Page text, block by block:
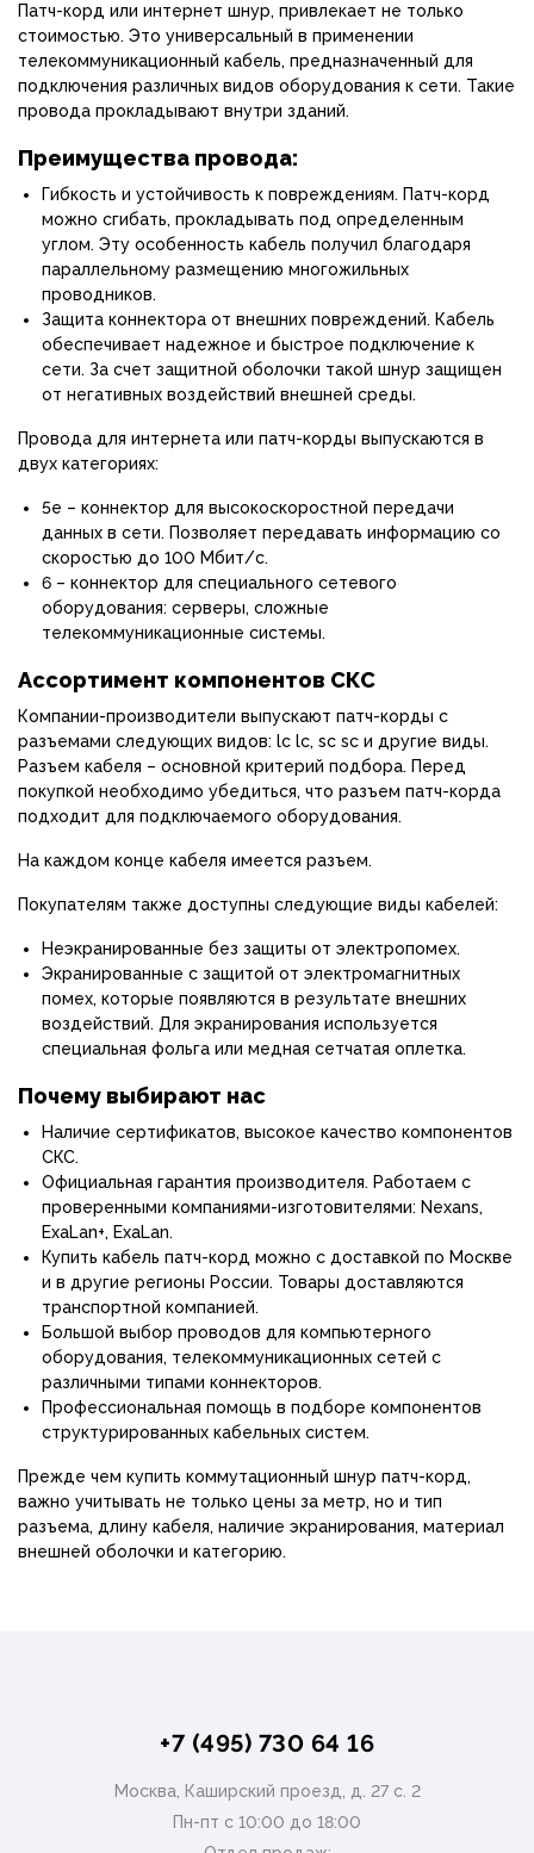
Патч-корд или интернет шнур, привлекает не только
стоимостью. Это универсальный в применении
телекоммуникационный кабель, предназначенный для
подключения различных видов оборудования к сети. Такие
провода прокладывают внутри зданий.
Преимущества провода:
Гибкость и устойчивость к повреждениям. Патч-корд
можно сгибать, прокладывать под определенным
углом. Эту особенность кабель получил благодаря
параллельному размещению многожильных
проводников.
Защита коннектора от внешних повреждений. Кабель
обеспечивает надежное и быстрое подключение к
сети. За счет защитной оболочки такой шнур защищен
от негативных воздействий внешней среды.
Провода для интернета или патч-корды выпускаются в
двух категориях:
5е – коннектор для высокоскоростной передачи
данных в сети. Позволяет передавать информацию со
скоростью до 100 Мбит/с.
6 – коннектор для специального сетевого
оборудования: серверы, сложные
телекоммуникационные системы.
Ассортимент компонентов СКС
Компании-производители выпускают патч-корды с
разъемами следующих видов: lc lc, sc sc и другие виды.
Разъем кабеля – основной критерий подбора. Перед
покупкой необходимо убедиться, что разъем патч-корда
подходит для подключаемого оборудования.
На каждом конце кабеля имеется разъем.
Покупателям также доступны следующие виды кабелей:
Неэкранированные без защиты от электропомех.
Экранированные с защитой от электромагнитных
помех, которые появляются в результате внешних
воздействий. Для экранирования используется
специальная фольга или медная сетчатая оплетка.
Почему выбирают нас
Наличие сертификатов, высокое качество компонентов
СКС.
Официальная гарантия производителя. Работаем с
проверенными компаниями-изготовителями: Nexans,
ExaLan+, ExaLan.
Купить кабель патч-корд можно с доставкой по Москве
и в другие регионы России. Товары доставляются
транспортной компанией.
Большой выбор проводов для компьютерного
оборудования, телекоммуникационных сетей с
различными типами коннекторов.
Профессиональная помощь в подборе компонентов
структурированных кабельных систем.
Прежде чем купить коммутационный шнур патч-корд,
важно учитывать не только цены за метр, но и тип
разъема, длину кабеля, наличие экранирования, материал
внешней оболочки и категорию.
+7 (495) 730 64 16
Москва, Каширский проезд, д. 27 с. 2
Пн-пт с 10:00 до 18:00